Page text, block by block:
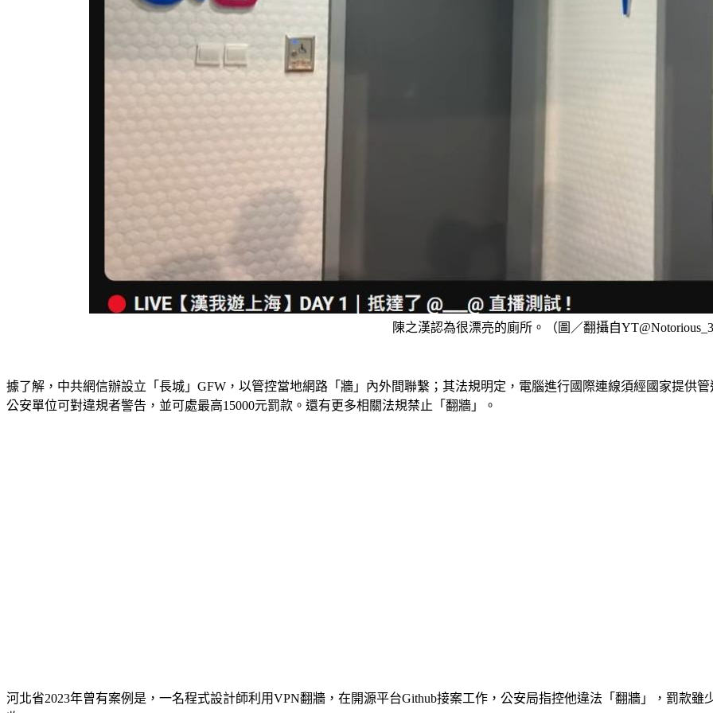
陳之漢認為很漂亮的廁所。（圖／翻攝自
據了解，中共網信辦設立「長城」GFW，以管控當地網路「牆」內外間聯繫；其法規明定，電腦進行國際連線須經國家提供
公安單位可對違規者警告，並可處最高15000元罰款。還有更多相關法規禁止「翻牆」。
河北省2023年曾有案例是，一名程式設計師利用VPN翻牆，在開源平台Github接案工作，公安局指控他違法「翻牆」，罰款